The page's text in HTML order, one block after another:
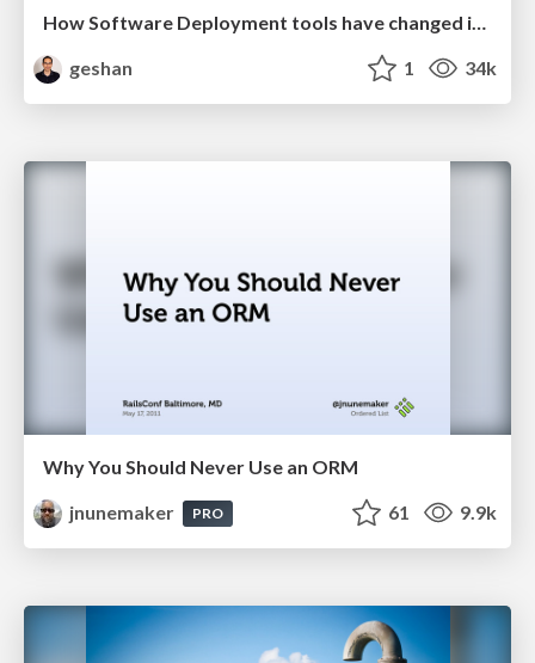
geshan
1 34k
Why You Should Never Use an ORM
jnunemaker
PRO 61 9.9k